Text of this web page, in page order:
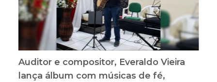
Auditor e compositor, Everaldo Vieira
lança álbum com músicas de fé,